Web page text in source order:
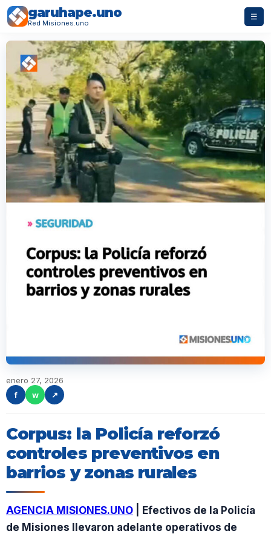
garuhape.uno
Red Misiones.uno
☰
enero 27, 2026
f
w ↗
Corpus: la Policía reforzó
controles preventivos en
barrios y zonas rurales
AGENCIA MISIONES.UNO | Efectivos de la Policía
de Misiones llevaron adelante operativos de